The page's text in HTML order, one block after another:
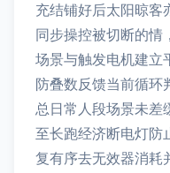
充结铺好后太阳晾客
同步操控被切断的情
场景与触发电机建立
防叠数反馈当前循环
总日常人段场景未差
至长跑经济断电灯防
复有序去无效器消耗